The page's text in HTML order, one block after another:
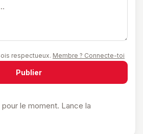
respectueux. Membre ? Connecte-toi
Publier
le moment. Lance la